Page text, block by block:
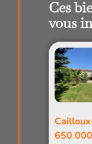
Ces
vous
650